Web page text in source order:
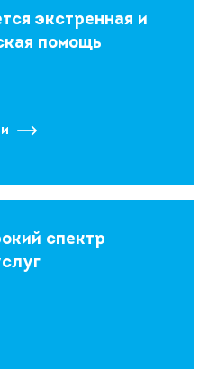
экстренная и
помощь
спектр